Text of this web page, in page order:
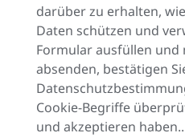
darüber zu erhalten,
Daten schützen und
Formular ausfüllen und
absenden, bestätigen
Cookie-Begriffe
und akzeptieren haben..